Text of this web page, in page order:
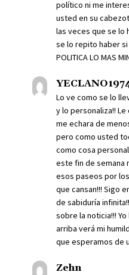
político ni me
usted en su
las veces que se lo
se lo repito haber si
POLITICA LO MAS
Lo ve como se lo
y lo personaliza!!
me echara de
pero como usted
como cosa
este fin de semana
esos paseos por
que cansan!!! Sigo
de sabiduría
sobre la noticia!!!
arriba verá mi
que esperamos de
Zehn